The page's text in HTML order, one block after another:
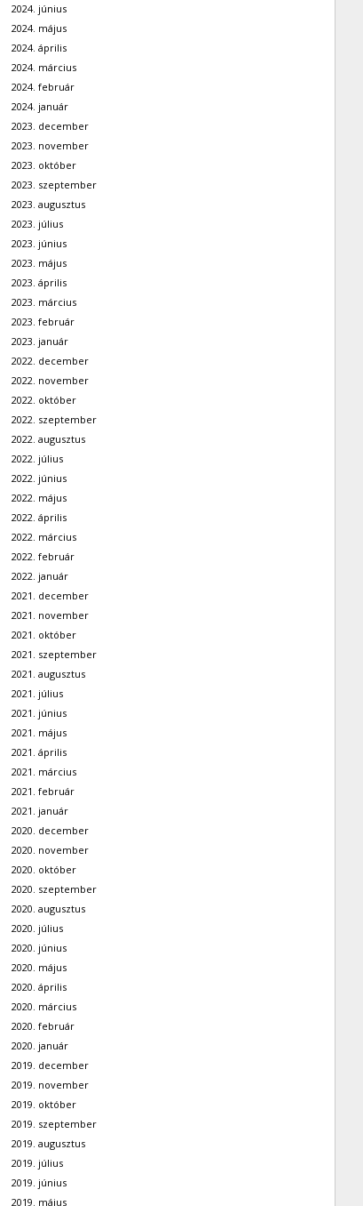
2024. június
2024. május
2024. április
2024. március
2024. február
2024. január
2023. december
2023. november
2023. október
2023. szeptember
2023. augusztus
2023. július
2023. június
2023. május
2023. április
2023. március
2023. február
2023. január
2022. december
2022. november
2022. október
2022. szeptember
2022. augusztus
2022. július
2022. június
2022. május
2022. április
2022. március
2022. február
2022. január
2021. december
2021. november
2021. október
2021. szeptember
2021. augusztus
2021. július
2021. június
2021. május
2021. április
2021. március
2021. február
2021. január
2020. december
2020. november
2020. október
2020. szeptember
2020. augusztus
2020. július
2020. június
2020. május
2020. április
2020. március
2020. február
2020. január
2019. december
2019. november
2019. október
2019. szeptember
2019. augusztus
2019. július
2019. június
2019. május